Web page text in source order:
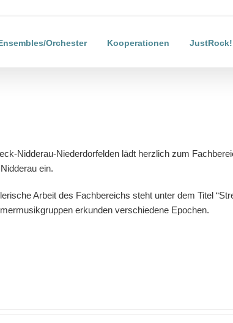
Orchester Kooperationen JustRock!
Nidderau-Niederdorfelden lädt herzlich zum
ein.
Arbeit des Fachbereichs steht unter dem Titel
erkunden verschiedene Epochen.